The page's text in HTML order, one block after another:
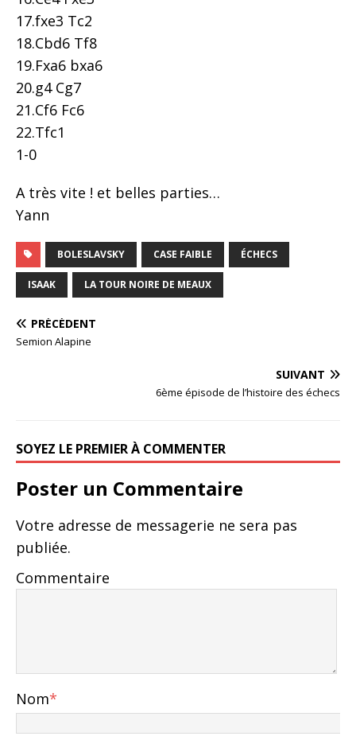
17.fxe3 Tc2
18.Cbd6 Tf8
19.Fxa6 bxa6
20.g4 Cg7
21.Cf6 Fc6
22.Tfc1
1-0
A très vite ! et belles parties…
Yann
BOLESLAVSKY CASE FAIBLE ÉCHECS
ISAAK LA TOUR NOIRE DE MEAUX
PRÉCÉDENT
Semion Alapine
SUIVANT
6ème épisode de l’histoire des échecs
SOYEZ LE PREMIER À COMMENTER
Poster un Commentaire
Votre adresse de messagerie ne sera pas
publiée.
Commentaire
Nom*